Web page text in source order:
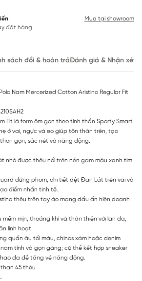
đặt hàng
Mua tại showroom
sách đổi & hoàn trảĐánh giá & Nhận xét
Nam Mercerized Cotton Aristino Regular Fit
Fit là form ôm gọn theo tinh thần Sporty Smart
ở vai, ngực và eo giúp tôn thân trên, tạo
gọn, sắc nét và năng động.
nhỏ được thêu nổi trên nền gam màu xanh tím
đứng phom, chi tiết dệt Đan Lát trên vai và
điểm nhấn tinh tế.
thêu trên tay áo mang dấu ấn hiện doanh
mềm mịn, thoáng khí và thân thiện với lan da,
linh hoạt.
quần âu tối màu, chinos xám hoặc denim
tính và gọn gàng; có thể kết hợp sneaker
da để tăng vẻ năng động.
45 thêu